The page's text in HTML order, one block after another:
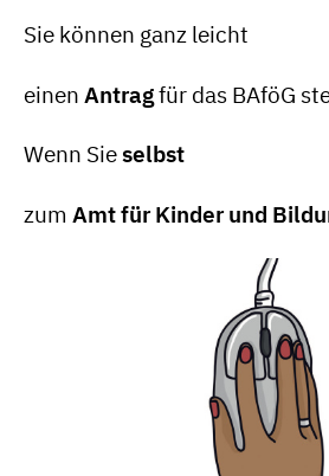
Sie können ganz leicht
einen Antragfür das BAföG
Wenn Sieselbst
zum Amt für Kinder und